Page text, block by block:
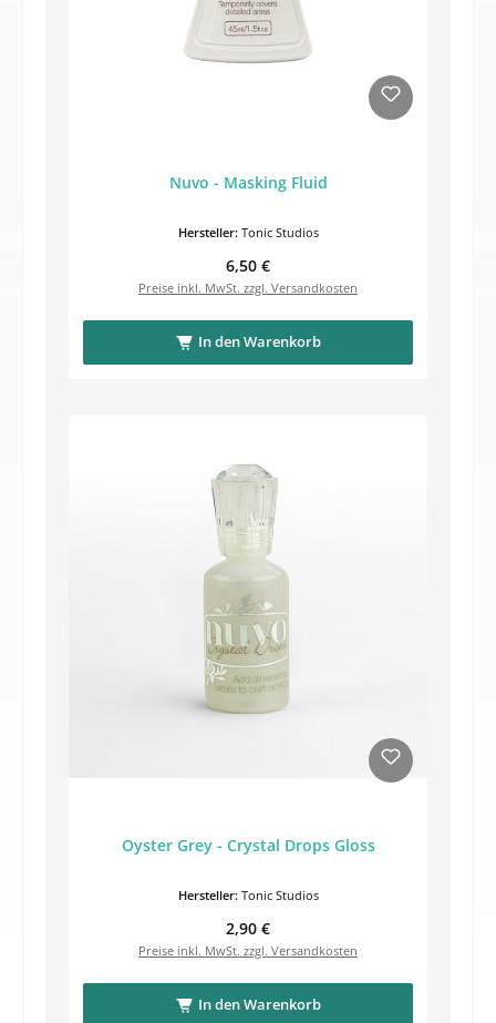
Nuvo - Masking Fluid
Hersteller: Tonic Studios
Regulärer Preis:
6,50 €
Preise inkl. MwSt. zzgl. Versandkosten
In den Warenkorb
Oyster Grey - Crystal Drops Gloss
Hersteller: Tonic Studios
Regulärer Preis:
2,90 €
Preise inkl. MwSt. zzgl. Versandkosten
In den Warenkorb